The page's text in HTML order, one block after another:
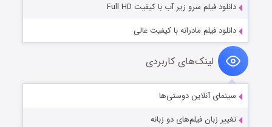
دانلود فیلم سرو زیر آب با کیفیت Full HD
دانلود فیلم مادرانه با کیفیت عالی
لینک‌های کاربردی
سینمای آنلاین دوستی‌ها
تغییر زبان فیلم‌های دو زبانه